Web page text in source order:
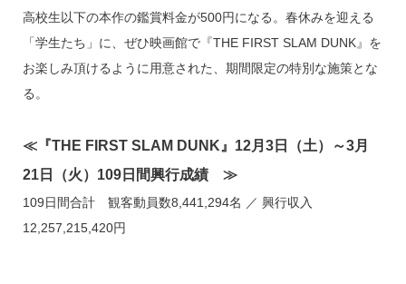
高校生以下の本作の鑑賞料金が500円になる。春休みを迎える
「学生たち」に、ぜひ映画館で『THE FIRST SLAM DUNK』を
お楽しみ頂けるように用意された、期間限定の特別な施策とな
る。
≪『THE FIRST SLAM DUNK』12月3日（土）～3月
21日（火）109日間興行成績 ≫
109日間合計 観客動員数8,441,294名 ／ 興行収入
12,257,215,420円